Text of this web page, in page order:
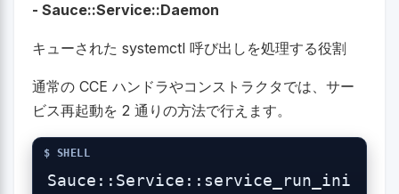
- Sauce::Service::Daemon
キューされた systemctl 呼び出しを処理する役割
通常の CCE ハンドラやコンストラクタでは、サー
ビス再起動を 2 通りの方法で行えます。
Sauce::Service::service_run_ini